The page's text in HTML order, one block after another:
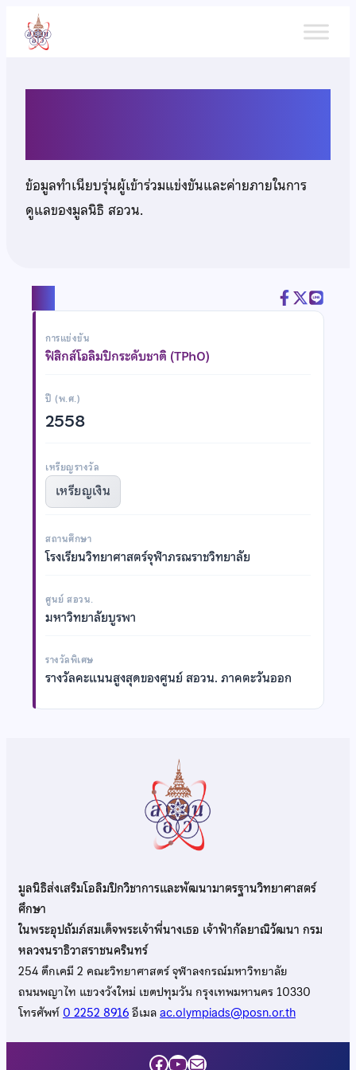
เนื้อหา
ข้อมูลทำเนียบรุ่นผู้เข้าร่วมแข่งขันและค่ายภายในการ
ดูแลของมูลนิธิ สอวน.
การแข่งขัน
ฟิสิกส์โอลิมปิกระดับชาติ (TPhO)
ปี (พ.ศ.)
2558
เหรียญรางวัล
เหรียญเงิน
สถานศึกษา
โรงเรียนวิทยาศาสตร์จุฬาภรณราชวิทยาลัย
ศูนย์ สอวน.
มหาวิทยาลัยบูรพา
รางวัลพิเศษ
รางวัลคะแนนสูงสุดของศูนย์ สอวน. ภาคตะวันออก
มูลนิธิส่งเสริมโอลิมปิกวิชาการและพัฒนามาตรฐานวิทยาศาสตร์
ศึกษา
ในพระอุปถัมภ์สมเด็จพระเจ้าพี่นางเธอ เจ้าฟ้ากัลยาณิวัฒนา กรม
หลวงนราธิวาสราชนครินทร์
254 ตึกเคมี 2 คณะวิทยาศาสตร์ จุฬาลงกรณ์มหาวิทยาลัย
ถนนพญาไท แขวงวังใหม่ เขตปทุมวัน กรุงเทพมหานคร 10330
โทรศัพท์0 2252 8916อีเมลac.olympiads@posn.or.th
Facebook
YouTube
Mail